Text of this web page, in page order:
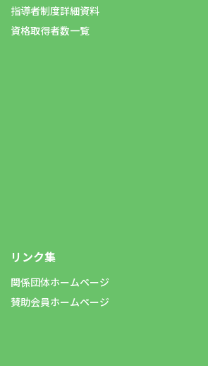
指導者制度詳細資料
資格取得者数一覧
リンク集
関係団体ホームページ
賛助会員ホームページ